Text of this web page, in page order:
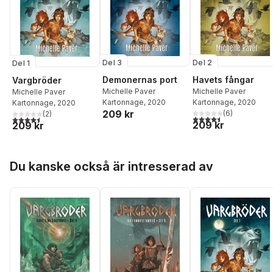
Del 1
Vargbröder
Michelle Paver
Kartonnage, 2020
4,5utav 5 stjärnor. Totalt antal röster:
(2)
209 kr
Del 3
Demonernas port
Michelle Paver
Kartonnage, 2020
209 kr
Del 2
Havets fångar
Michelle Paver
Kartonnage, 2020
4,5utav 5 stjärnor.
(6)
209 kr
Du kanske också är intresserad av